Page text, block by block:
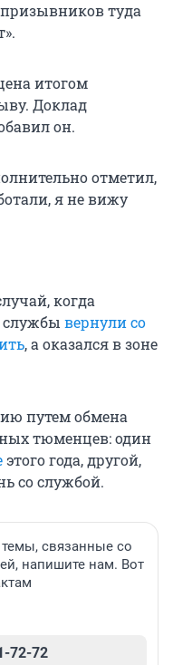
призывников туда
итогом
Доклад
он.
отметил,
я не вижу
когда
службы вернули со
, а оказался в зоне
путем обмена
тюменцев: один
этого года, другой,
со службой.
связанные со
напишите нам. Вот
72-72